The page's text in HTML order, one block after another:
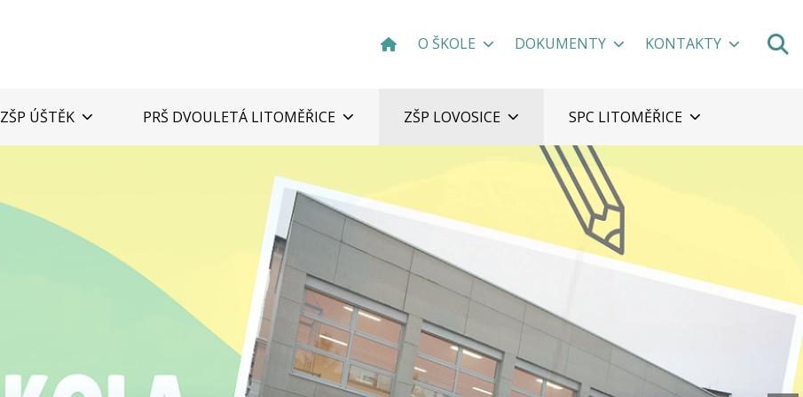
O ŠKOLE DOKUMENTY KONTAKTY
ZŠP ÚŠTĚK PRŠ DVOULETÁ LITOMĚŘICE ZŠP LOVOSICE SPC LITOMĚŘICE